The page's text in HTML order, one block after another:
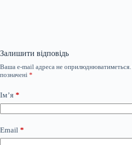
Залишити відповідь
Ваша e-mail адреса не оприлюднюватиметься.
позначені *
Ім’я *
Email *